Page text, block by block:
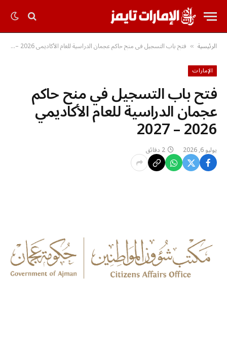
الرئيسية » فتح باب التسجيل في منح حاكم عجمان الدراسية للعام الأكاديمي 2026 – 2027
الإمارات
فتح باب التسجيل في منح حاكم
عجمان الدراسية للعام الأكاديمي
2026 – 2027
يوليو 6, 2026 2 دقائق